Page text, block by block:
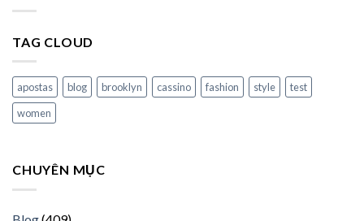
TAG CLOUD
apostas blog brooklyn cassino fashion style
test
women
CHUYÊN MỤC